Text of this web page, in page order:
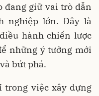
đang giữ vai trò dẫn
nghiệp lớn. Đây là
hành chiến lược
những ý tưởng mới
bứt phá.
trong việc xây dựng